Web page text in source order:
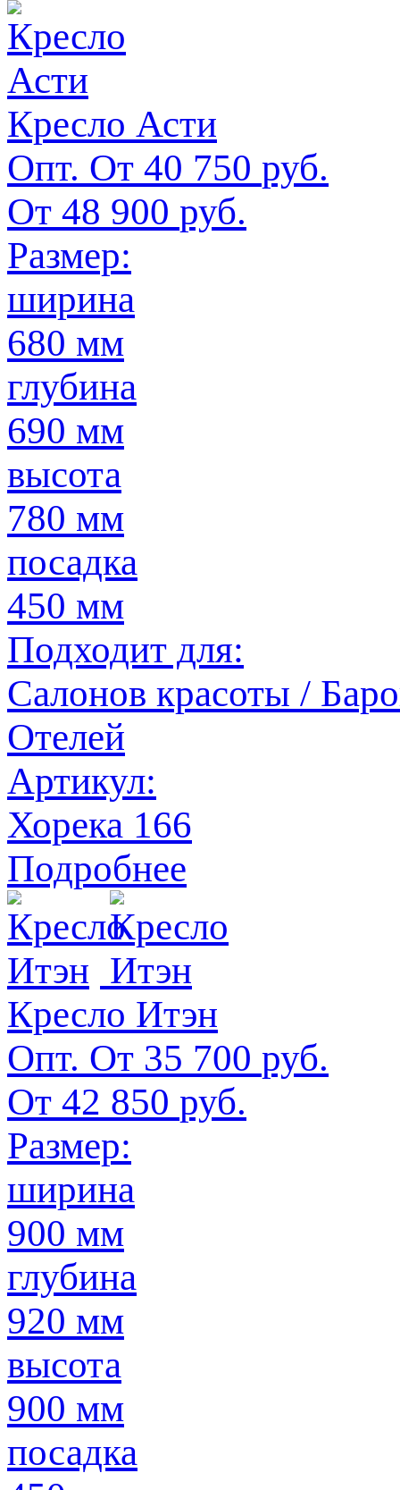
Кресло Асти
Опт. От 40 750 руб.
От 48 900 руб.
Размер:
ширина
680 мм
глубина
690 мм
высота
780 мм
посадка
450 мм
Подходит для:
Салонов красоты /
Отелей
Артикул:
Хорека 166
Подробнее
Кресло Итэн
Опт. От 35 700 руб.
От 42 850 руб.
Размер:
ширина
900 мм
глубина
920 мм
высота
900 мм
посадка